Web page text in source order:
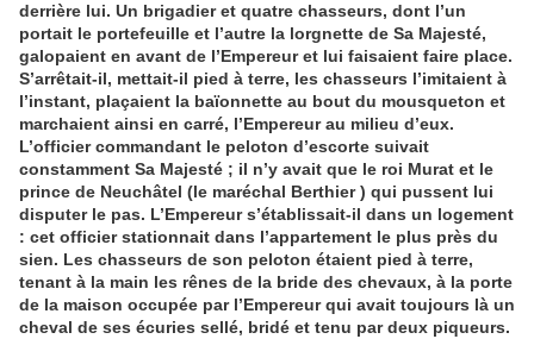
derrière lui. Un brigadier et quatre chasseurs, dont l’un
portait le portefeuille et l’autre la lorgnette de Sa Majesté,
galopaient en avant de l’Empereur et lui faisaient faire place.
S’arrêtait-il, mettait-il pied à terre, les chasseurs l’imitaient à
l’instant, plaçaient la baïonnette au bout du mousqueton et
marchaient ainsi en carré, l’Empereur au milieu d’eux.
L’officier commandant le peloton d’escorte suivait
constamment Sa Majesté ; il n’y avait que le roi Murat et le
prince de Neuchâtel (le maréchal Berthier ) qui pussent lui
disputer le pas. L’Empereur s’établissait-il dans un logement
: cet officier stationnait dans l’appartement le plus près du
sien. Les chasseurs de son peloton étaient pied à terre,
tenant à la main les rênes de la bride des chevaux, à la porte
de la maison occupée par l’Empereur qui avait toujours là un
cheval de ses écuries sellé, bridé et tenu par deux piqueurs.